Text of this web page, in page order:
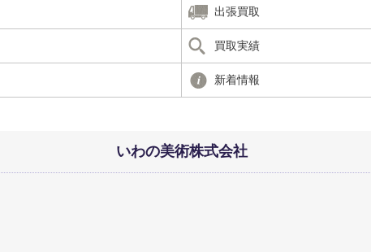
出張買取
買取実績
新着情報
いわの美術株式会社